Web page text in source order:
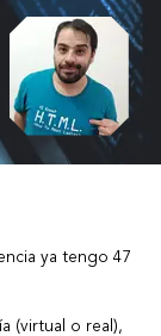
ya tengo 47
(virtual o real),